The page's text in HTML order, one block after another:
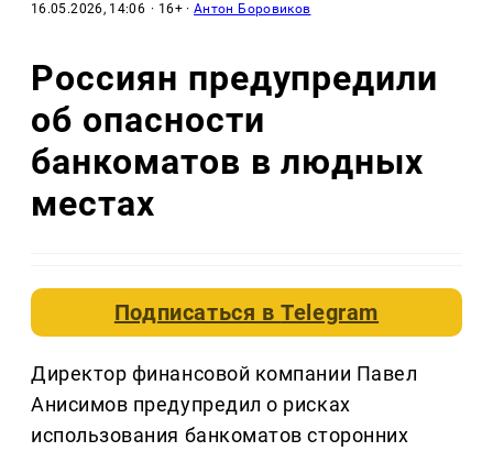
16.05.2026, 14:06 · 16+ ·Антон Боровиков
Россиян предупредили
об опасности
банкоматов в людных
местах
Подписаться вTelegram
Директор финансовой компании Павел
Анисимов предупредил о рисках
использования банкоматов сторонних